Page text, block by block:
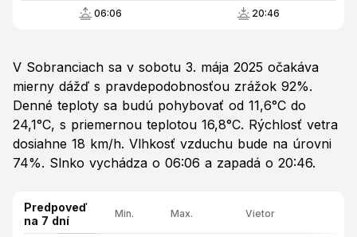
06:06 20:46
V Sobranciach sa v sobotu 3. mája 2025 očakáva
mierny dážď s pravdepodobnosťou zrážok 92%.
Denné teploty sa budú pohybovať od 11,6°C do
24,1°C, s priemernou teplotou 16,8°C. Rýchlosť vetra
dosiahne 18 km/h. Vlhkosť vzduchu bude na úrovni
74%. Slnko vychádza o 06:06 a zapadá o 20:46.
Predpoveď
na 7 dní
Min. Max. Vietor